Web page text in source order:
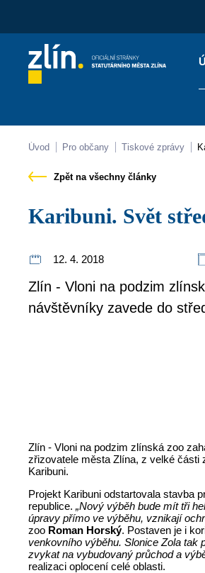
Kontakty
Úvod Pro občany Tiskové zprávy
Zpět na všechny články
Karibuni. Svět
12. 4. 2018
Zlín - Vloni na podzim
návštěvníky zavede do
Zlín - Vloni na podzim zlínská zoo
zřizovatele města Zlína, z velké části
Karibuni.
Projekt Karibuni odstartovala stavba
republice.„Nový výběh bude mít tři
úpravy přímo ve výběhu, vznikají
zoo Roman Horský. Postaven je i
venkovního výběhu. Slonice Zola tak
zvykat na vybudovaný průchod a
realizaci oplocení celé oblasti.